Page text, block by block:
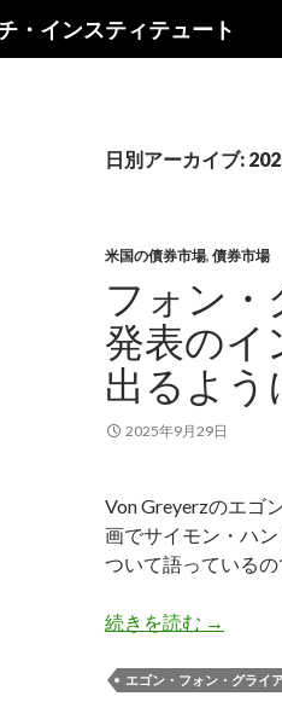
・インスティテュート
日別アーカイブ:
米国の債券市場, 債券市場
フォン・
発表のイ
出るよう
2025年9月29日
Von Greyerzのエゴ
画でサイモン・ハ
ついて語っているの
続きを読む フォン
→
エゴン・フォン・グライ